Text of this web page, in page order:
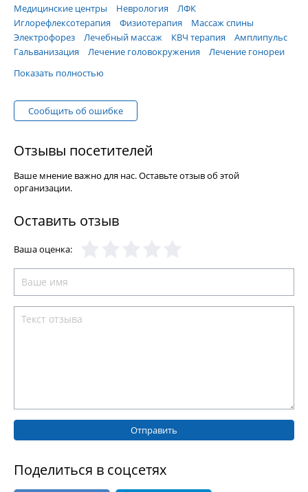
Медицинские центры Неврология
ЛФК
Иглорефлексотерапия
Физиотерапия
Массаж спины
Электрофорез
Лечебный массаж КВЧ терапия
Амплипульс
Гальванизация
Лечение головокружения Лечение гонореи
Показать полностью
Сообщить об ошибке
Отзывы посетителей
Ваше мнение важно для нас. Оставьте отзыв об этой
организации.
Оставить отзыв
Ваша оценка:
Отправить
Поделиться в соцсетях